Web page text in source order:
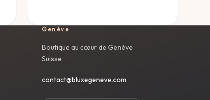
Genève
Boutique au cœur de Genève
Suisse
contact@bluxegeneve.com